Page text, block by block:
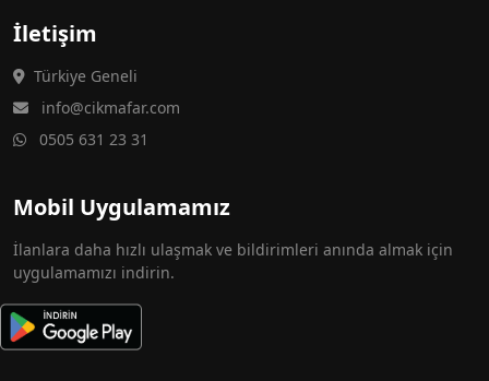
İletişim
Türkiye Geneli
info@cikmafar.com
0505 631 23 31
Mobil Uygulamamız
İlanlara daha hızlı ulaşmak ve bildirimleri anında almak için
uygulamamızı indirin.